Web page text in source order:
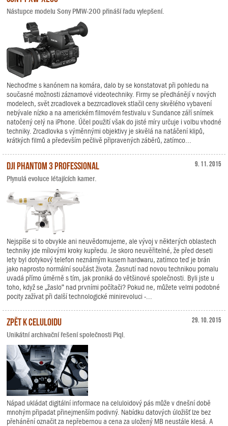
Nástupce modelu Sony PMW-200 přináší řadu vylepšení.
Nechoďme s kanónem na komára, dalo by se konstatovat při pohledu na
současné možnosti záznamové videotechniky. Firmy se předhánějí v nových
modelech, svět zrcadlovek a bezzrcadlovek stlačil ceny skvělého vybavení
nebývale nízko a na americkém filmovém festivalu v Sundance září snímek
natočený celý na iPhone. Účel použití však do jisté míry určuje i volbu vhodné
techniky. Zrcadlovka s výměnnými objektivy je skvělá na natáčení klipů,
krátkých filmů a především pečlivě připravených záběrů, zatímco...
9. 11. 2015
DJI Phantom 3 Professional
Plynulá evoluce létajících kamer.
Nejspíše si to obvykle ani neuvědomujeme, ale vývoj v některých oblastech
techniky jde mílovými kroky kupředu. Je skoro neuvěřitelné, že před deseti
lety byl dotykový telefon neznámým kusem hardwaru, zatímco teď je brán
jako naprosto normální součást života. Žasnutí nad novou technikou pomalu
uvadá přímo úměrně s tím, jak proniká do většinové společnosti. Byli jste u
toho, když se „žaslo“ nad prvními počítači? Pokud ne, můžete velmi podobné
pocity zažívat při další technologické minirevoluci -...
29. 10. 2015
Zpět k celuloidu
Unikátní archivační řešení společnosti Piql.
Nápad ukládat digitální informace na celuloidový pás může v dnešní době
mnohým připadat přinejmenším podivný. Nabídku datových úložišť lze bez
přehánění označit za nepřebernou a cena za uložený MB neustále klesá. A